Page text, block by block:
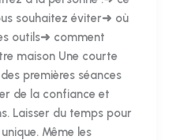
souhaitez éviter➜ où
outils➜ comment
maison Une courte
premières séances
de la confiance et
Laisser du temps pour
Même les